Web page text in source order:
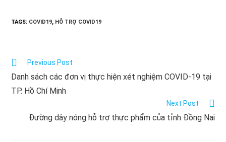
TAGS: COVID19, HỖ TRỢ COVID19
Read
articles
Previous Post
Danh sách các đơn vị thực hiện xét nghiệm COVID-19 tại
TP. Hồ Chí Minh
Next Post
Đường dây nóng hỗ trợ thực phẩm của tỉnh Đồng Nai